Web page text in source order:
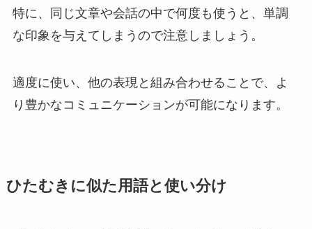
特に、同じ文章や会話の中で何度も使うと、単調
な印象を与えてしまうので注意しましょう。
適度に使い、他の表現と組み合わせることで、よ
り豊かなコミュニケーションが可能になります。
ひたむきに似た用語と使い分け